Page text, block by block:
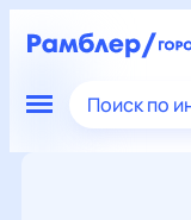
Поиск по